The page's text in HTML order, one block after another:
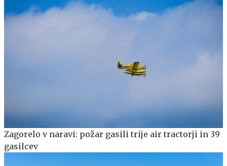
Zagorelo v naravi: požar gasili trije air tractorji in 39
gasilcev